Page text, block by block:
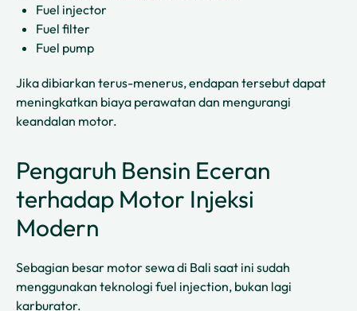
Fuel injector
Fuel filter
Fuel pump
Jika dibiarkan terus-menerus, endapan tersebut dapat
meningkatkan biaya perawatan dan mengurangi
keandalan motor.
Pengaruh Bensin Eceran
terhadap Motor Injeksi
Modern
Sebagian besar motor sewa di Bali saat ini sudah
menggunakan teknologi fuel injection, bukan lagi
karburator.